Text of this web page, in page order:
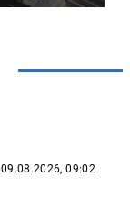
09.08.2026, 09:02